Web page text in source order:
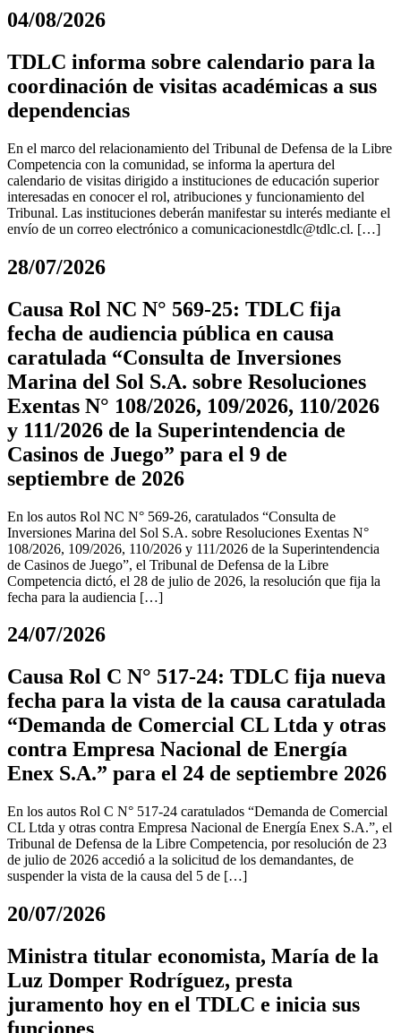
04/08/2026
TDLC informa sobre calendario para la
coordinación de visitas académicas a sus
dependencias
En el marco del relacionamiento del Tribunal de Defensa de la Libre
Competencia con la comunidad, se informa la apertura del
calendario de visitas dirigido a instituciones de educación superior
interesadas en conocer el rol, atribuciones y funcionamiento del
Tribunal. Las instituciones deberán manifestar su interés mediante el
envío de un correo electrónico a comunicacionestdlc@tdlc.cl. […]
28/07/2026
Causa Rol NC N° 569-25: TDLC fija
fecha de audiencia pública en causa
caratulada “Consulta de Inversiones
Marina del Sol S.A. sobre Resoluciones
Exentas N° 108/2026, 109/2026, 110/2026
y 111/2026 de la Superintendencia de
Casinos de Juego” para el 9 de
septiembre de 2026
En los autos Rol NC N° 569-26, caratulados “Consulta de
Inversiones Marina del Sol S.A. sobre Resoluciones Exentas N°
108/2026, 109/2026, 110/2026 y 111/2026 de la Superintendencia
de Casinos de Juego”, el Tribunal de Defensa de la Libre
Competencia dictó, el 28 de julio de 2026, la resolución que fija la
fecha para la audiencia […]
24/07/2026
Causa Rol C N° 517-24: TDLC fija nueva
fecha para la vista de la causa caratulada
“Demanda de Comercial CL Ltda y otras
contra Empresa Nacional de Energía
Enex S.A.” para el 24 de septiembre 2026
En los autos Rol C N° 517-24 caratulados “Demanda de Comercial
CL Ltda y otras contra Empresa Nacional de Energía Enex S.A.”, el
Tribunal de Defensa de la Libre Competencia, por resolución de 23
de julio de 2026 accedió a la solicitud de los demandantes, de
suspender la vista de la causa del 5 de […]
20/07/2026
Ministra titular economista, María de la
Luz Domper Rodríguez, presta
juramento hoy en el TDLC e inicia sus